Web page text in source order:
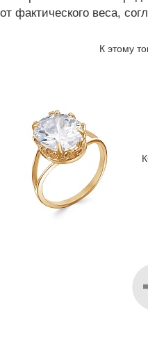
от фактического веса,
К этому